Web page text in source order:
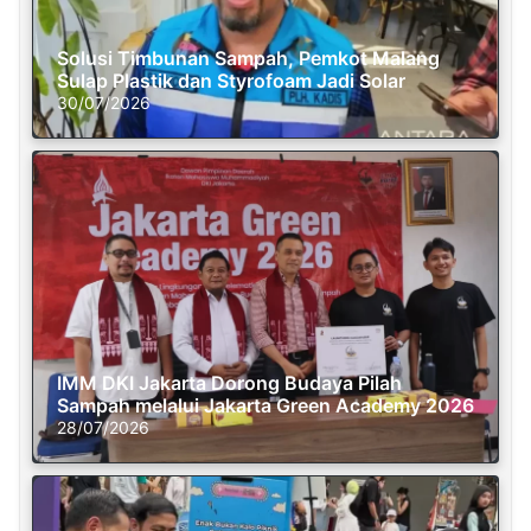
Solusi Timbunan Sampah, Pemkot Malang
Sulap Plastik dan Styrofoam Jadi Solar
30/07/2026
IMM DKI Jakarta Dorong Budaya Pilah
Sampah melalui Jakarta Green Academy 2026
28/07/2026